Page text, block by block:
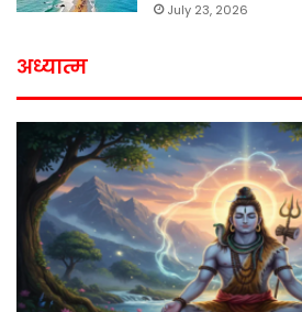
July 23, 2026
अध्यात्म